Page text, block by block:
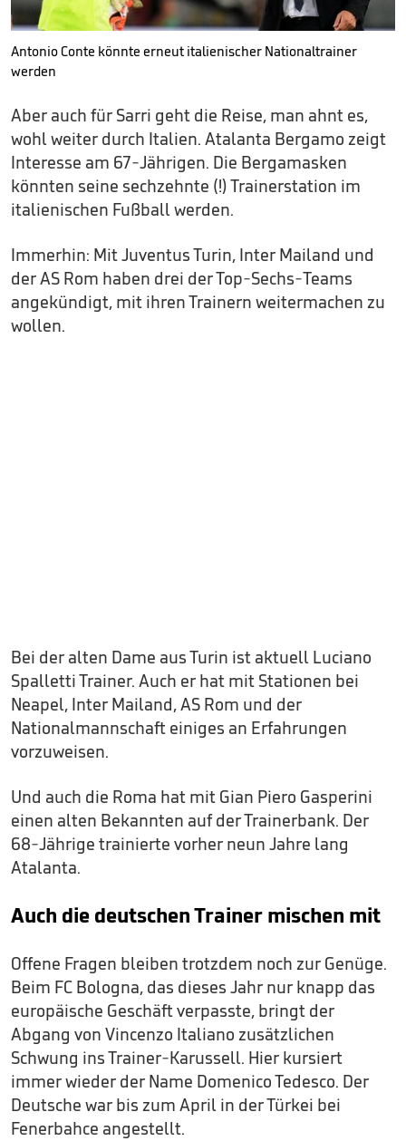
Antonio Conte könnte erneut italienischer Nationaltrainer
werden
Aber auch für Sarri geht die Reise, man ahnt es,
wohl weiter durch Italien. Atalanta Bergamo zeigt
Interesse am 67-Jährigen. Die Bergamasken
könnten seine sechzehnte (!) Trainerstation im
italienischen Fußball werden.
Immerhin: Mit Juventus Turin, Inter Mailand und
der AS Rom haben drei der Top-Sechs-Teams
angekündigt, mit ihren Trainern weitermachen zu
wollen.
Bei der alten Dame aus Turin ist aktuell Luciano
Spalletti Trainer. Auch er hat mit Stationen bei
Neapel, Inter Mailand, AS Rom und der
Nationalmannschaft einiges an Erfahrungen
vorzuweisen.
Und auch die Roma hat mit Gian Piero Gasperini
einen alten Bekannten auf der Trainerbank. Der
68-Jährige trainierte vorher neun Jahre lang
Atalanta.
Auch die deutschen Trainer mischen mit
Offene Fragen bleiben trotzdem noch zur Genüge.
Beim FC Bologna, das dieses Jahr nur knapp das
europäische Geschäft verpasste, bringt der
Abgang von Vincenzo Italiano zusätzlichen
Schwung ins Trainer-Karussell. Hier kursiert
immer wieder der Name Domenico Tedesco. Der
Deutsche war bis zum April in der Türkei bei
Fenerbahce angestellt.